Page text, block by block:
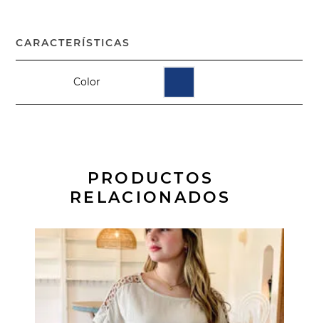
CARACTERÍSTICAS
Color
PRODUCTOS
RELACIONADOS